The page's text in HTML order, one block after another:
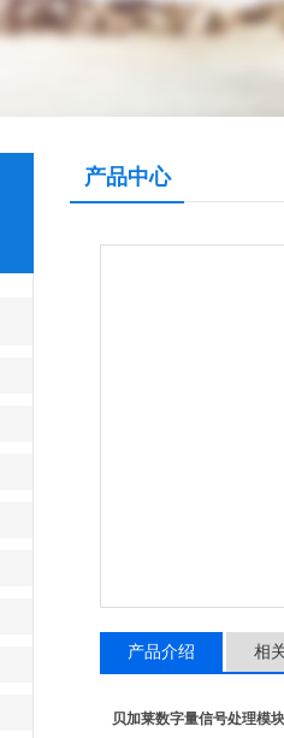
产品中心
产品介绍 相
贝加莱数字量信号处理模